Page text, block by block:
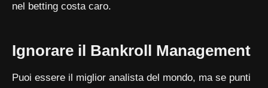
nel betting costa caro.
Ignorare il Bankroll Management
Puoi essere il miglior analista del mondo, ma se punti